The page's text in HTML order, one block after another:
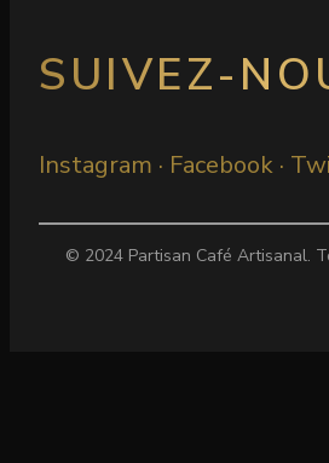
SUIVEZ-
Instagram · Facebook ·
© 2024 Partisan Café Artisanal.